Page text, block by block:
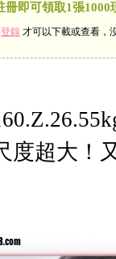
冊即可領取1張1000
登錄 才可以下載或查看，
度超大！